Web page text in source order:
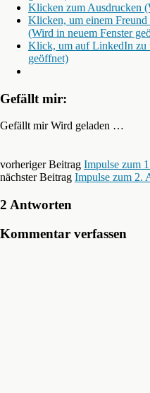
Klicken zum Ausdrucken
Klicken, um einem
(Wird in neuem Fenster
Klick, um auf LinkedIn zu
geöffnet)
Gefällt mir:
Gefällt mir Wird geladen …
vorheriger Beitrag Impulse zum
nächster Beitrag Impulse zum 2.
2 Antworten
Kommentar verfassen